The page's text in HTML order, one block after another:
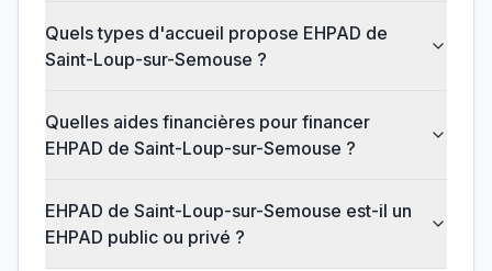
Quels types d'accueil propose EHPAD de
Saint-Loup-sur-Semouse ?
Quelles aides financières pour financer
EHPAD de Saint-Loup-sur-Semouse ?
EHPAD de Saint-Loup-sur-Semouse est-il un
EHPAD public ou privé ?